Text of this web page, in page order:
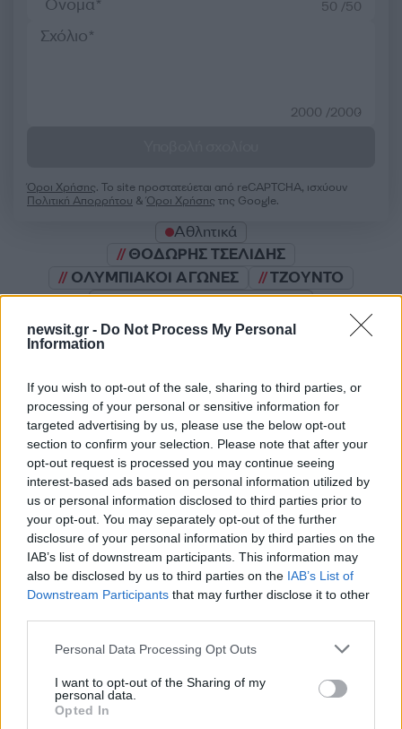
newsit.gr - Do Not Process My Personal
Information
If you wish to opt-out of the sale, sharing to third parties, or
processing of your personal or sensitive information for
targeted advertising by us, please use the below opt-out
section to confirm your selection. Please note that after your
opt-out request is processed you may continue seeing
interest-based ads based on personal information utilized by
us or personal information disclosed to third parties prior to
your opt-out. You may separately opt-out of the further
disclosure of your personal information by third parties on the
IAB’s list of downstream participants. This information may
also be disclosed by us to third parties on the IAB’s List of
Downstream Participants that may further disclose it to other
Please note that this website/app uses one or more Google
not limited to your visit or usage behaviour. You may click to
grant or deny consent to Google and its third-party tags to
use your data for below specified purposes in below Google
Personal Data Processing Opt Outs
I want to opt-out of the Sharing of my
personal data.
Opted In
50 /50
2000 /2000
Όροι Χρήσης. Το site προστατεύεται από reCAPTCHA, ισχύουν
Πολιτική Απορρήτου &Όροι Χρήσης της Google.
Αθλητικά
ΘΟΔΩΡΗΣ ΤΣΕΛΙΔΗΣ
ΟΛΥΜΠΙΑΚΟΙ ΑΓΩΝΕΣ
ΤΖΟΥΝΤΟ
τελευταία νέατης ημέρας
Πιο δημοφιλή
1 Κωνσταντίνος Αργυρός και Αλεξάνδρα
Νίκα κάνουν διακοπές με πολυτελές γιοτ
με τα δύο παιδιά τους
2Η Άννα Βίσση ξετρελάθηκε με μπάντα που
έπαιζε Τσιτσάνη στο Φισκάρδο και τους
πατέρας του, Χόρχε
Ελίζαμπεθ Ελέτσι και Νεκτάριος Λεμονίδης